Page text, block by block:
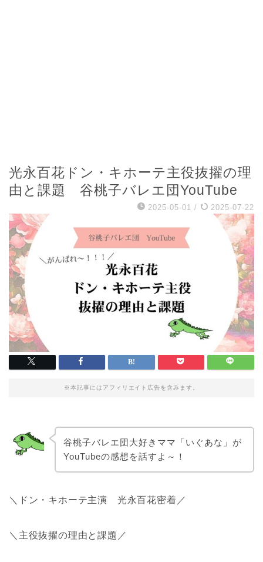
光永百花ドン・キホーテ主役抜擢の理
由と課題 谷桃子バレエ団YouTube
2025-05-01 / 2025-07-22
※本記事にはアフィリエイト広告を含みます。
谷桃子バレエ団大好きママ「いぐあな」が
YouTubeの感想を話すよ～！
＼ドン・キホーテ主演 光永百花密着／
＼主役抜擢の理由と課題／